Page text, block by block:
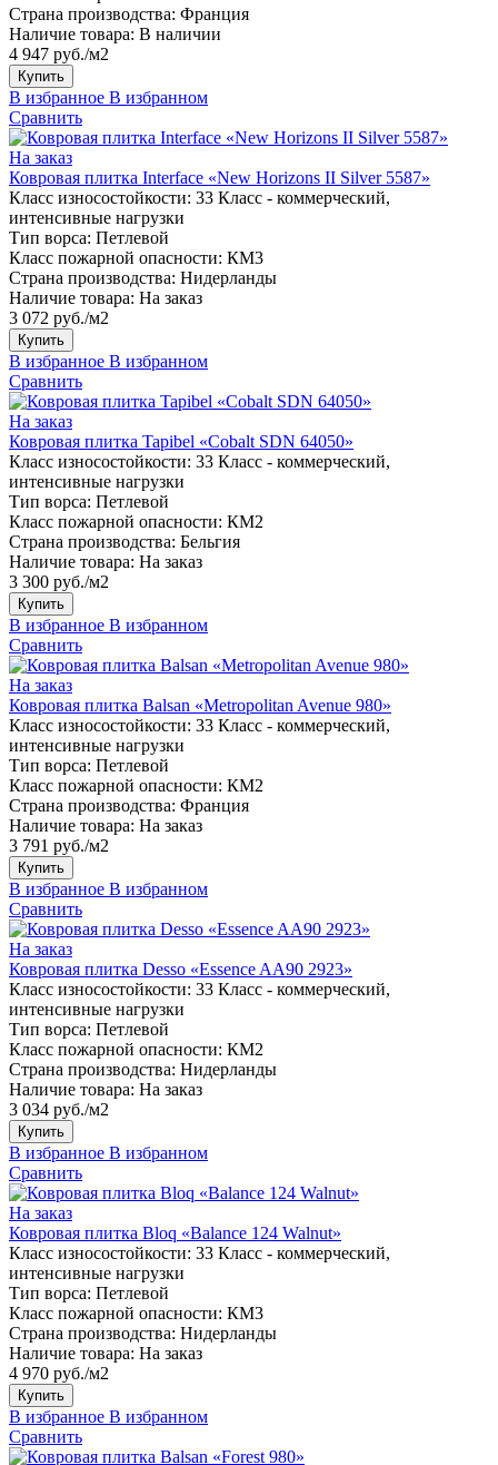
Страна производства: Франция
Наличие товара: В наличии
4 947 руб./м2
Купить
В избранное В избранном
Сравнить
На заказ
Ковровая плитка Interface «New Horizons II Silver 5587»
Класс износостойкости: 33 Класс - коммерческий,
интенсивные нагрузки
Тип ворса: Петлевой
Класс пожарной опасности: КМ3
Страна производства: Нидерланды
Наличие товара: На заказ
3 072 руб./м2
Купить
В избранное В избранном
Сравнить
На заказ
Ковровая плитка Tapibel «Cobalt SDN 64050»
Класс износостойкости: 33 Класс - коммерческий,
интенсивные нагрузки
Тип ворса: Петлевой
Класс пожарной опасности: КМ2
Страна производства: Бельгия
Наличие товара: На заказ
3 300 руб./м2
Купить
В избранное В избранном
Сравнить
На заказ
Ковровая плитка Balsan «Metropolitan Avenue 980»
Класс износостойкости: 33 Класс - коммерческий,
интенсивные нагрузки
Тип ворса: Петлевой
Класс пожарной опасности: КМ2
Страна производства: Франция
Наличие товара: На заказ
3 791 руб./м2
Купить
В избранное В избранном
Сравнить
На заказ
Ковровая плитка Desso «Essence AA90 2923»
Класс износостойкости: 33 Класс - коммерческий,
интенсивные нагрузки
Тип ворса: Петлевой
Класс пожарной опасности: КМ2
Страна производства: Нидерланды
Наличие товара: На заказ
3 034 руб./м2
Купить
В избранное В избранном
Сравнить
На заказ
Ковровая плитка Bloq «Balance 124 Walnut»
Класс износостойкости: 33 Класс - коммерческий,
интенсивные нагрузки
Тип ворса: Петлевой
Класс пожарной опасности: КМ3
Страна производства: Нидерланды
Наличие товара: На заказ
4 970 руб./м2
Купить
В избранное В избранном
Сравнить